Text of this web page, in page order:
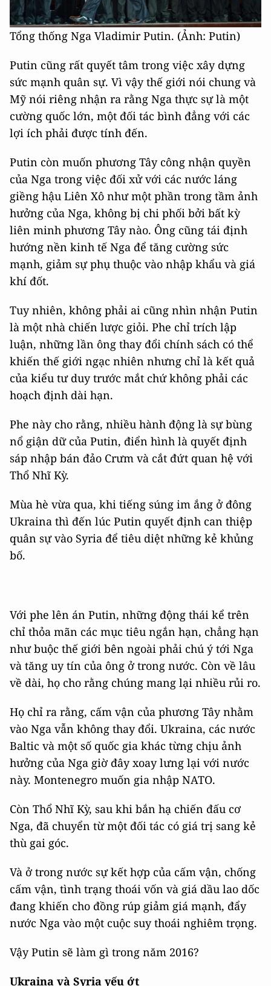
Tổng thống Nga Vladimir Putin. (Ảnh: Putin)
Putin cũng rất quyết tâm trong việc xây dựng
sức mạnh quân sự. Vì vậy thế giới nói chung và
Mỹ nói riêng nhận ra rằng Nga thực sự là một
cường quốc lớn, một đối tác bình đẳng với các
lợi ích phải được tính đến.
Putin còn muốn phương Tây công nhận quyền
của Nga trong việc đối xử với các nước láng
giềng hậu Liên Xô như một phần trong tầm ảnh
hưởng của Nga, không bị chi phối bởi bất kỳ
liên minh phương Tây nào. Ông cũng tái định
hướng nền kinh tế Nga để tăng cường sức
mạnh, giảm sự phụ thuộc vào nhập khẩu và giá
khí đốt.
Tuy nhiên, không phải ai cũng nhìn nhận Putin
là một nhà chiến lược giỏi. Phe chỉ trích lập
luận, những lần ông thay đổi chính sách có thể
khiến thế giới ngạc nhiên nhưng chỉ là kết quả
của kiểu tư duy trước mắt chứ không phải các
hoạch định dài hạn.
Phe này cho rằng, nhiều hành động là sự bùng
nổ giận dữ của Putin, điển hình là quyết định
sáp nhập bán đảo Crưm và cắt đứt quan hệ với
Thổ Nhĩ Kỳ.
Mùa hè vừa qua, khi tiếng súng im ắng ở đông
Ukraina thì đến lúc Putin quyết định can thiệp
quân sự vào Syria để tiêu diệt những kẻ khủng
bố.
Với phe lên án Putin, những động thái kể trên
chỉ thỏa mãn các mục tiêu ngắn hạn, chẳng hạn
như buộc thế giới bên ngoài phải chú ý tới Nga
và tăng uy tín của ông ở trong nước. Còn về lâu
về dài, họ cho rằng chúng mang lại nhiều rủi ro.
Họ chỉ ra rằng, cấm vận của phương Tây nhằm
vào Nga vẫn không thay đổi. Ukraina, các nước
Baltic và một số quốc gia khác từng chịu ảnh
hưởng của Nga giờ đây xoay lưng lại với nước
này. Montenegro muốn gia nhập NATO.
Còn Thổ Nhĩ Kỳ, sau khi bắn hạ chiến đấu cơ
Nga, đã chuyển từ một đối tác có giá trị sang kẻ
thù gai góc.
Và ở trong nước sự kết hợp của cấm vận, chống
cấm vận, tình trạng thoái vốn và giá dầu lao dốc
đang khiến cho đồng rúp giảm giá mạnh, đẩy
nước Nga vào một cuộc suy thoái nghiêm trọng.
Vậy Putin sẽ làm gì trong năm 2016?
Ukraina và Syria yếu ớt